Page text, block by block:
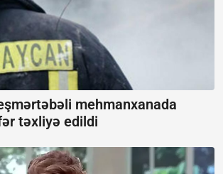
mehmanxanada
təxliyə edildi